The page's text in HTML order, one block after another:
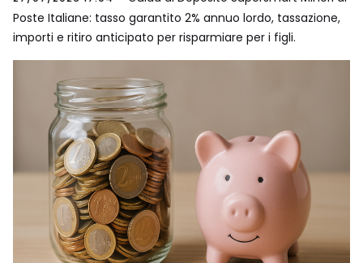
Poste Italiane: tasso garantito 2% annuo lordo, tassazione,
importi e ritiro anticipato per risparmiare per i figli.